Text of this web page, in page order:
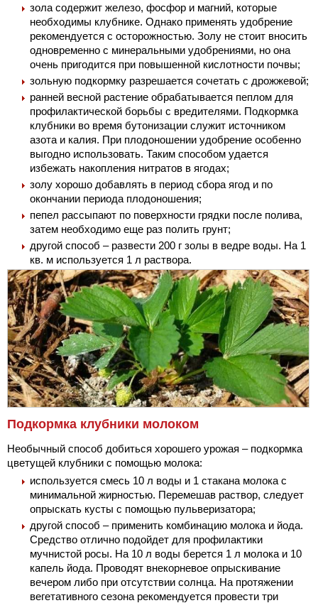
зола содержит железо, фосфор и магний, которые
необходимы клубнике. Однако применять удобрение
рекомендуется с осторожностью. Золу не стоит вносить
одновременно с минеральными удобрениями, но она
очень пригодится при повышенной кислотности почвы;
зольную подкормку разрешается сочетать с дрожжевой;
ранней весной растение обрабатывается пеплом для
профилактической борьбы с вредителями. Подкормка
клубники во время бутонизации служит источником
азота и калия. При плодоношении удобрение особенно
выгодно использовать. Таким способом удается
избежать накопления нитратов в ягодах;
золу хорошо добавлять в период сбора ягод и по
окончании периода плодоношения;
пепел рассыпают по поверхности грядки после полива,
затем необходимо еще раз полить грунт;
другой способ – развести 200 г золы в ведре воды. На 1
кв. м используется 1 л раствора.
Подкормка клубники молоком
Необычный способ добиться хорошего урожая – подкормка
цветущей клубники с помощью молока:
используется смесь 10 л воды и 1 стакана молока с
минимальной жирностью. Перемешав раствор, следует
опрыскать кусты с помощью пульверизатора;
другой способ – применить комбинацию молока и йода.
Средство отлично подойдет для профилактики
мучнистой росы. На 10 л воды берется 1 л молока и 10
капель йода. Проводят внекорневое опрыскивание
вечером либо при отсутствии солнца. На протяжении
вегетативного сезона рекомендуется провести три